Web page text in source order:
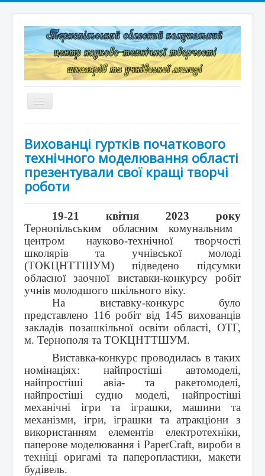
Перемикач
навігації
Структура
Документація
Корисні лінки
Дистанційне навчання
Контакти
Вихованці гуртків початкового
технічного моделювання області
презентували свої кращі творчі
роботи
19-21 квітня 2023 року
Тернопільським обласним комунальним
центром науково-технічної творчості
школярів та учнівської молоді
(ТОКЦНТТШУМ) підведено підсумки
обласної заочної виставки-конкурсу робіт
учнів молодшого шкільного віку.
На виставку-конкурс було
представлено 116 робіт від 145 вихованців
закладів позашкільної освіти області, ОТГ,
м. Тернополя та ТОКЦНТТШУМ.
Виставка-конкурс проводилась в таких
номінаціях: найпростіші автомоделі,
найпростіші авіа- та ракетомоделі,
найпростіші судно моделі, найпростіші
механічні ігри та іграшки, машини та
механізми, ігри, іграшки та атракціони з
використанням елементів електротехніки,
паперове моделювання і PaperCraft, вироби в
техніці оригамі та паперопластики, макети
будівель.